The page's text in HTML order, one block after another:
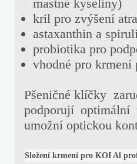
mastné kyseliny)
kril pro zvýšení
astaxanthin a
probiotika pro
vhodné pro krmení
Pšeničné klíčky
podporují
umožní optickou
Složení krmení pro KOI Al